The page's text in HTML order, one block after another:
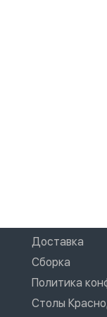
Доставка
Сборка
Политика
Столы